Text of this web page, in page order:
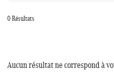
0 Résultats
Aucun résultat ne correspond à